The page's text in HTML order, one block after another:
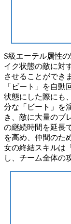
S級エーテル属性
イク状態の敵に対
させることができ
「ビート」を自動
状態にした際にも
分な「ビート」を
き、敵に大量のブ
の継続時間を延長
を高め、仲間のた
女の終結スキルは
し、チーム全体の